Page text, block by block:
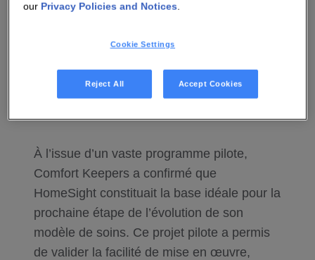
HomeSight Wellness Hub »
plateforme conviviale qui complète et
À l’issue d’un vaste programme pilote,
Comfort Keepers a confirmé que
HomeSight constituait la base idéale pour la
prochaine étape de l’évolution de son
modèle de soins. Ce projet pilote a permis
de valider la facilité de mise en œuvre,
our Privacy Policies and Notices.
Cookie Settings
Reject All Accept Cookies